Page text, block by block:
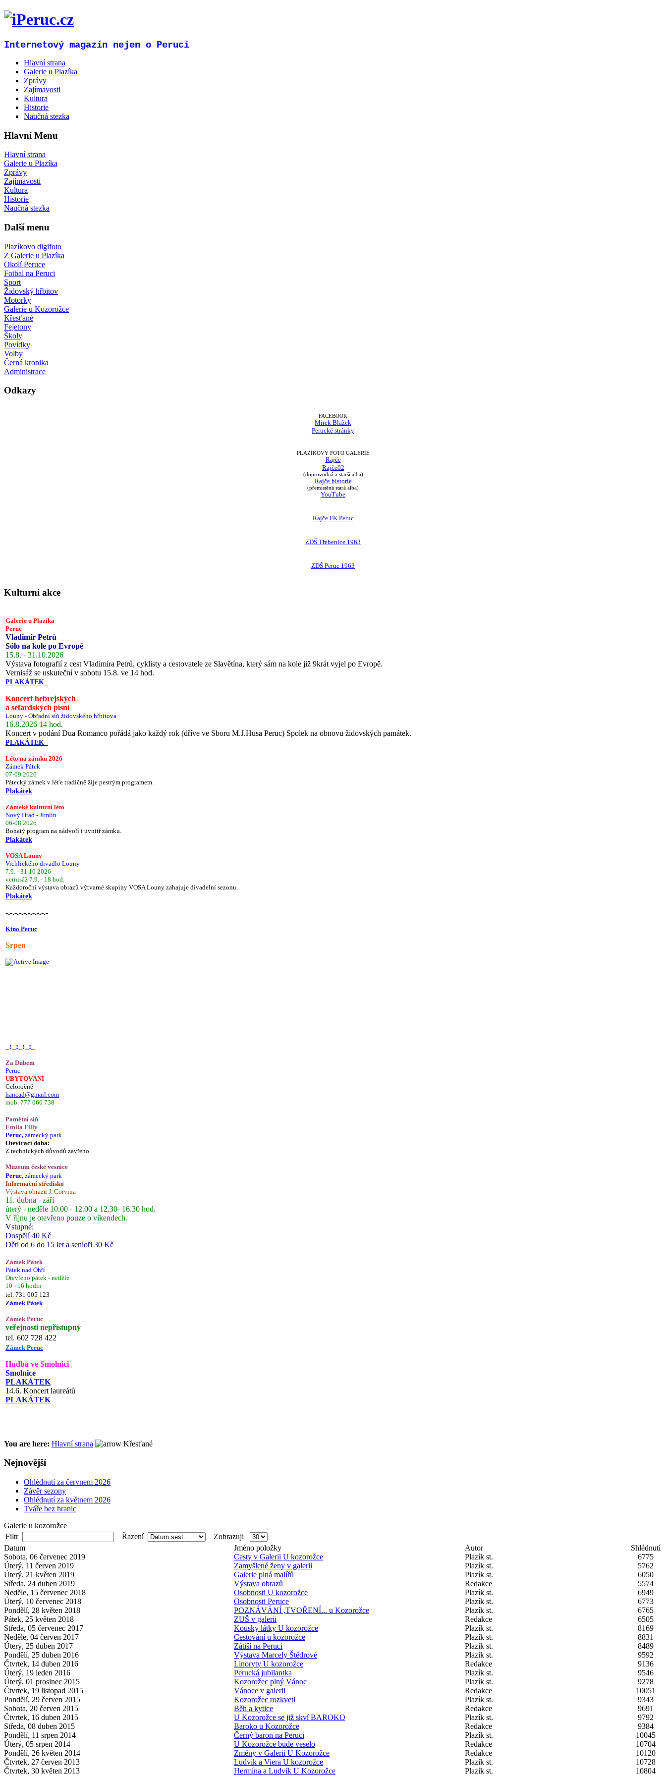
Internetový magazín nejen o Peruci
Hlavní strana
Galerie u Plazíka
Zprávy
Zajímavosti
Kultura
Historie
Naučná stezka
Hlavní Menu
Hlavní strana
Galerie u Plazíka
Zprávy
Zajímavosti
Kultura
Historie
Naučná stezka
Další menu
Plazíkovo digifoto
Z Galerie u Plazíka
Okolí Peruce
Fotbal na Peruci
Sport
Židovský hřbitov
Motorky
Galerie u Kozorožce
Křesťané
Fejetony
Školy
Povídky
Volby
Černá kronika
Administrace
Odkazy
FACEBOOK
Mirek Blažek
Perucké stránky
PLAZÍKOVY FOTO GALERIE
Rajče
Rajče02
(doprovodná a starší alba)
Rajče historie
(přemístěná stará alba)
YouTube
Rajče FK Peruc
ZDŠ Třebenice 1963
ZDŠ Peruc 1963
Kulturní akce
Galerie u Plazíka
Peruc
Vladimír Petrů
Sólo na kole po Evropě
15.8. - 31.10.2026
Výstava fotografií z cest Vladimíra Petrů, cyklisty a cestovatele ze Slavětína, který sám na kole již 9krát vyjel po Evropě.
Vernisáž se uskuteční v sobotu 15.8. ve 14 hod.
PLAKÁTEK
Koncert hebrejských
a sefardských písní
Louny - Obřadní síň židovského hřbitova
16.8.2026 14 hod.
Koncert v podání Dua Romanco pořádá jako každý rok (dříve ve Sboru M.J.Husa Peruc) Spolek na obnovu židovských památek.
PLAKÁTEK
Léto na zámku 2026
Zámek Pátek
07-09 2026
Pátecký zámek v léťe tradičně žije pestrým programem.
Plakátek
Zámeké kulturní léto
Nový Hrad - Jimlín
06-08 2026
Bohatý program na nádvoří i uvnitř zámku.
Plakátek
VOSA Louny
Vrchlického divadlo Louny
7.9. - 31.10 2026
vernisáž 7.9. - 18 hod.
Každoroční výstava obrazů výtvarné skupiny VOSA Louny zahajuje divadelní sezonu.
Plakátek
-.-.-.-.-.-.-.-.-.-
Kino Peruc
Srpen
_:_:_:_:_
Za Dubem
Peruc
UBYTOVÁNÍ
Celoročně
hancad@gmail.com
mob. 777 066 738
Pamětní síň
Emila Filly
Peruc, zámecký park
Otevírací doba:
Z technických důvodů zavřeno.
Muzeum české vesnice
Peruc, zámecký park
Informační středisko
Výstava obrazů J. Corvina
11. dubna - září
úterý - neděle 10.00 - 12.00 a 12.30- 16.30 hod.
V říjnu je otevřeno pouze o víkendech.
Vstupné:
Dospělí 40 Kč
Děti od 6 do 15 let a senioři 30 Kč
Zámek Pátek
Pátek nad Ohří
Otevřeno pátek - neděle
10 - 16 hodin
tel. 731 005 123
Zámek Pátek
Zámek Peruc
veřejnosti nepřístupný
tel. 602 728 422
Zámek Peruc
Hudba ve Smolnici
Smolnice
PLAKÁTEK
14.6. Koncert laureátů
PLAKÁTEK
You are here: Hlavní strana Křesťané
Nejnovější
Ohlédnutí za červnem 2026
Závěr sezony
Ohlédnutí za květnem 2026
Tváře bez hranic
Galerie u kozorožce
Filtr
Řazení
Zobrazuji
Datum
Jméno položky Autor
Shlédnutí
Sobota, 06 červenec 2019
Cesty v Galerii U kozorožce Plazík st.
6775
Úterý, 11 červen 2019
Zamyšlené ženy v galerii Plazík st.
5762
Úterý, 21 květen 2019
Galerie plná malířů Plazík st.
6050
Středa, 24 duben 2019
Výstava obrazů Redakce
5574
Neděle, 15 červenec 2018
Osobnosti U kozorožce Plazík st.
6949
Úterý, 10 červenec 2018
Osobnosti Peruce Plazík st.
6773
Pondělí, 28 květen 2018
POZNÁVÁNÍ ,TVOŘENÍ... u Kozorožce Plazík st.
6765
Pátek, 25 květen 2018
ZUŠ v galerii Redakce
6505
Středa, 05 červenec 2017
Kousky látky U kozorožce Plazík st.
8169
Neděle, 04 červen 2017
Cestování u kozorožce Plazík st.
8831
Úterý, 25 duben 2017
Zátiší na Peruci Plazík st.
8489
Pondělí, 25 duben 2016
Výstava Marcely Štědrové Plazík st.
9592
Čtvrtek, 14 duben 2016
Linoryty U kozorožce Redakce
9136
Úterý, 19 leden 2016
Perucká jubilantka Plazík st.
9546
Úterý, 01 prosinec 2015
Kozorožec plný Vánoc Plazík st.
9278
Čtvrtek, 19 listopad 2015
Vánoce v galerii Redakce
10051
Pondělí, 29 červen 2015
Kozorožec rozkvetl Plazík st.
9343
Sobota, 20 červen 2015
Běh a kytice Redakce
9691
Čtvrtek, 16 duben 2015
U Kozorožce se již skví BAROKO Plazík st.
9792
Středa, 08 duben 2015
Baroko u Kozorožce Redakce
9384
Pondělí, 11 srpen 2014
Černý baron na Peruci Plazík st.
10045
Úterý, 05 srpen 2014
U Kozorožce bude veselo Redakce
10704
Pondělí, 26 květen 2014
Změny v Galerii U Kozorožce Redakce
10120
Čtvrtek, 27 červen 2013
Ludvík a Viera U kozorožce Plazík st.
10728
Čtvrtek, 30 květen 2013
Hermína a Ludvík U Kozorožce Plazík st.
10804